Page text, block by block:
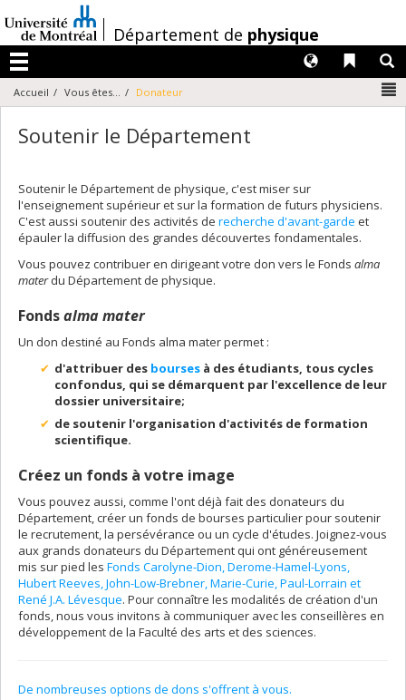
au
contenu
/Département de physique
Menu
Liens
Langues
Accueil Vous êtes... Donateur
Soutenir le Département
Soutenir le Département de physique, c'est miser sur
l'enseignement supérieur et sur la formation de futurs physiciens.
C'est aussi soutenir des activités de recherche d'avant-garde et
épauler la diffusion des grandes découvertes fondamentales.
Vous pouvez contribuer en dirigeant votre don vers le Fonds alma
materdu Département de physique.
Fondsalma mater
Un don destiné au Fonds alma mater permet :
d'attribuer des bourses à des étudiants, tous cycles
confondus, qui se démarquent par l'excellence de leur
dossier universitaire;
de soutenir l'organisation d'activités de formation
scientifique.
Créez un fonds à votre image
Vous pouvez aussi, comme l'ont déjà fait des donateurs du
Département, créer un fonds de bourses particulier pour soutenir
le recrutement, la persévérance ou un cycle d'études. Joignez-vous
aux grands donateurs du Département qui ont généreusement
mis sur pied les Fonds Carolyne-Dion, Derome-Hamel-Lyons,
Hubert Reeves, John-Low-Brebner, Marie-Curie, Paul-Lorrain et
René J.A. Lévesque. Pour connaître les modalités de création d'un
fonds, nous vous invitons à communiquer avec les conseillères en
développement de la Faculté des arts et des sciences.
De nombreuses options de dons s'offrent à vous.